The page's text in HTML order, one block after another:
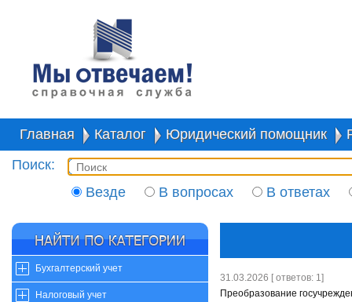
Главная Каталог Юридический помощник
Поиск:
Везде
В вопросах В ответах
Бухгалтерский учет
Налоговый учет
31.03.2026 [ ответов: 1]
Преобразование